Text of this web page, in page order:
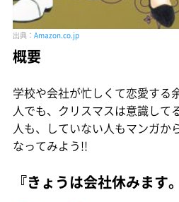
出典： Amazon.co.jp
概要
学校や会社が忙しくて恋愛する
人でも、クリスマスは意識して
人も、していない人もマンガか
なってみよう!!
『きょうは会社休みます